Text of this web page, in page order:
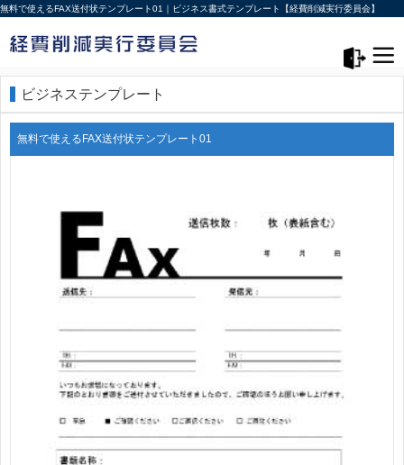
無料で使えるFAX送付状テンプレート01｜ビジネス書式テンプレート【経費削減実行委員会】
ビジネステンプレート
無料で使えるFAX送付状テンプレート01